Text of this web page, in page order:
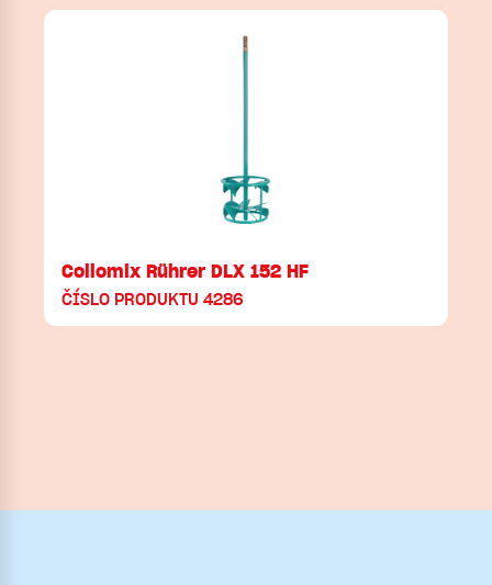
Collomix Rührer DLX 152 HF
ČÍSLO PRODUKTU 4286